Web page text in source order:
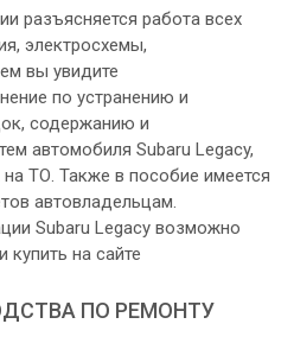
разъясняется работа всех
электросхемы,
вы увидите
по устранению и
содержанию и
автомобиля Subaru Legacy,
ТО. Также в пособие имеется
автовладельцам.
Subaru Legacy возможно
купить на сайте
ПО РЕМОНТУ